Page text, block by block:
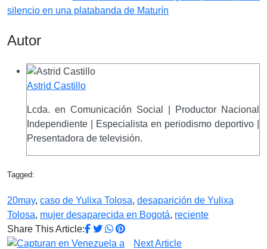
silencio en una platabanda de Maturín
Autor
Astrid Castillo
Lcda. en Comunicación Social | Productor Nacional
Independiente | Especialista en periodismo deportivo |
Presentadora de televisión.
Tagged:
20may, caso de Yulixa Tolosa, desaparición de Yulixa
Tolosa, mujer desaparecida en Bogotá, reciente
Share This Article:
Next Article